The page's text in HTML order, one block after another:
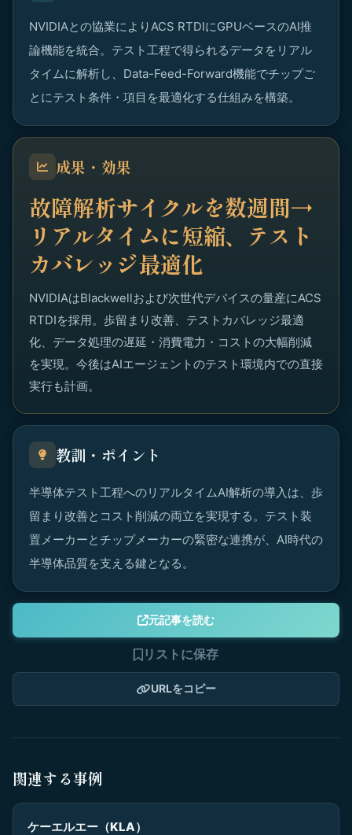
NVIDIAとの協業によりACS RTDIにGPUベースのAI推
論機能を統合。テスト工程で得られるデータをリアル
タイムに解析し、Data-Feed-Forward機能でチップご
とにテスト条件・項目を最適化する仕組みを構築。
成果・効果
故障解析サイクルを数週間→
リアルタイムに短縮、テスト
カバレッジ最適化
NVIDIAはBlackwellおよび次世代デバイスの量産にACS
RTDIを採用。歩留まり改善、テストカバレッジ最適
化、データ処理の遅延・消費電力・コストの大幅削減
を実現。今後はAIエージェントのテスト環境内での直接
実行も計画。
教訓・ポイント
半導体テスト工程へのリアルタイムAI解析の導入は、歩
留まり改善とコスト削減の両立を実現する。テスト装
置メーカーとチップメーカーの緊密な連携が、AI時代の
半導体品質を支える鍵となる。
元記事を読む
リストに保存
URLをコピー
関連する事例
ケーエルエー（KLA）